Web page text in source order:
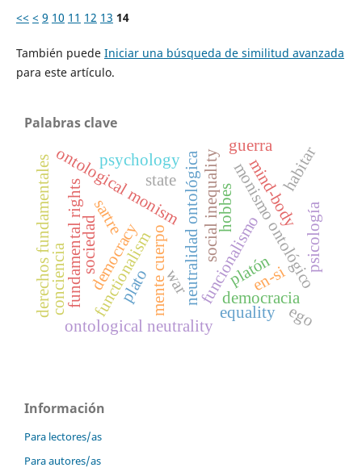
<< < 9 10 11 12 13 14
También puede Iniciar una búsqueda de similitud avanzada
para este artículo.
Palabras clave
funcionalismo
neutralidad ontológica
mente cuerpo monismo ontológico
functionalism
ontological neutrality
mind-body
ontological monism
democracia
derechos fundamentales democracy
fundamental rights social inequality
platón psicología
plato
psychology
sociedad
habitar
hobbes
guerra
equality
war
state
sartre
en-si
ego
conciencia
Información
Para lectores/as
Para autores/as